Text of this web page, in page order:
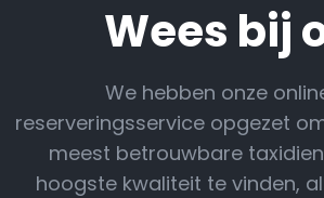
Wees bij
We hebben onze
reserveringsservice opgezet
meest betrouwbare
hoogste kwaliteit te vinden,